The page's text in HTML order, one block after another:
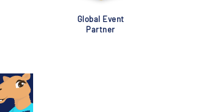
Global Event
Partner